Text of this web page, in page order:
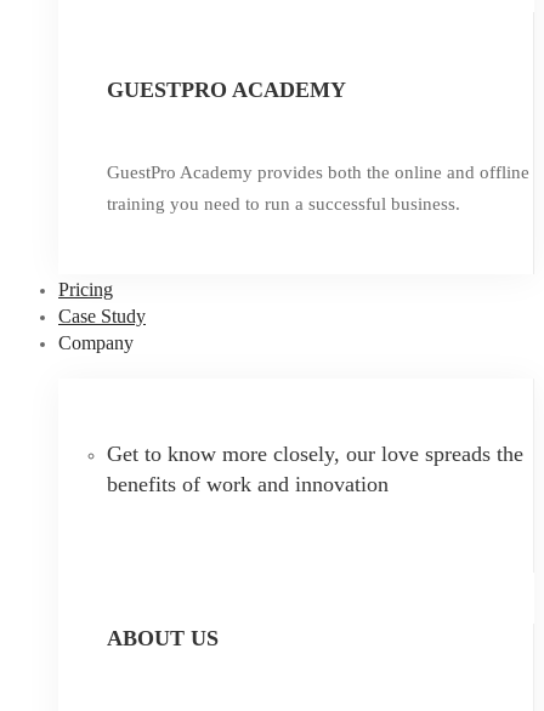
GUESTPRO ACADEMY
GuestPro Academy provides both the online and offline
training you need to run a successful business.
Pricing
Case Study
Company
Get to know more closely, our love spreads the
benefits of work and innovation
ABOUT US